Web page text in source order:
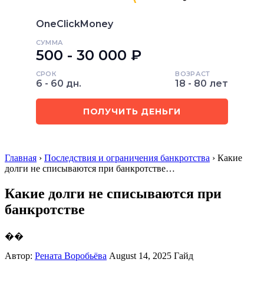
OneClickMoney
СУММА
500 - 30 000 ₽
СРОК
6 - 60 дн.
ВОЗРАСТ
18 - 80 лет
ПОЛУЧИТЬ ДЕНЬГИ
Главная › Последствия и ограничения банкротства › Какие
долги не списываются при банкротстве…
Какие долги не списываются при
банкротстве
��
Автор: Рената Воробьёва August 14, 2025 Гайд